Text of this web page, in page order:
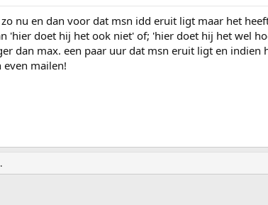
nu en dan voor dat msn idd eruit ligt maar het
'hier doet hij het ook niet' of; 'hier doet hij het wel
dan max. een paar uur dat msn eruit ligt en
mailen!